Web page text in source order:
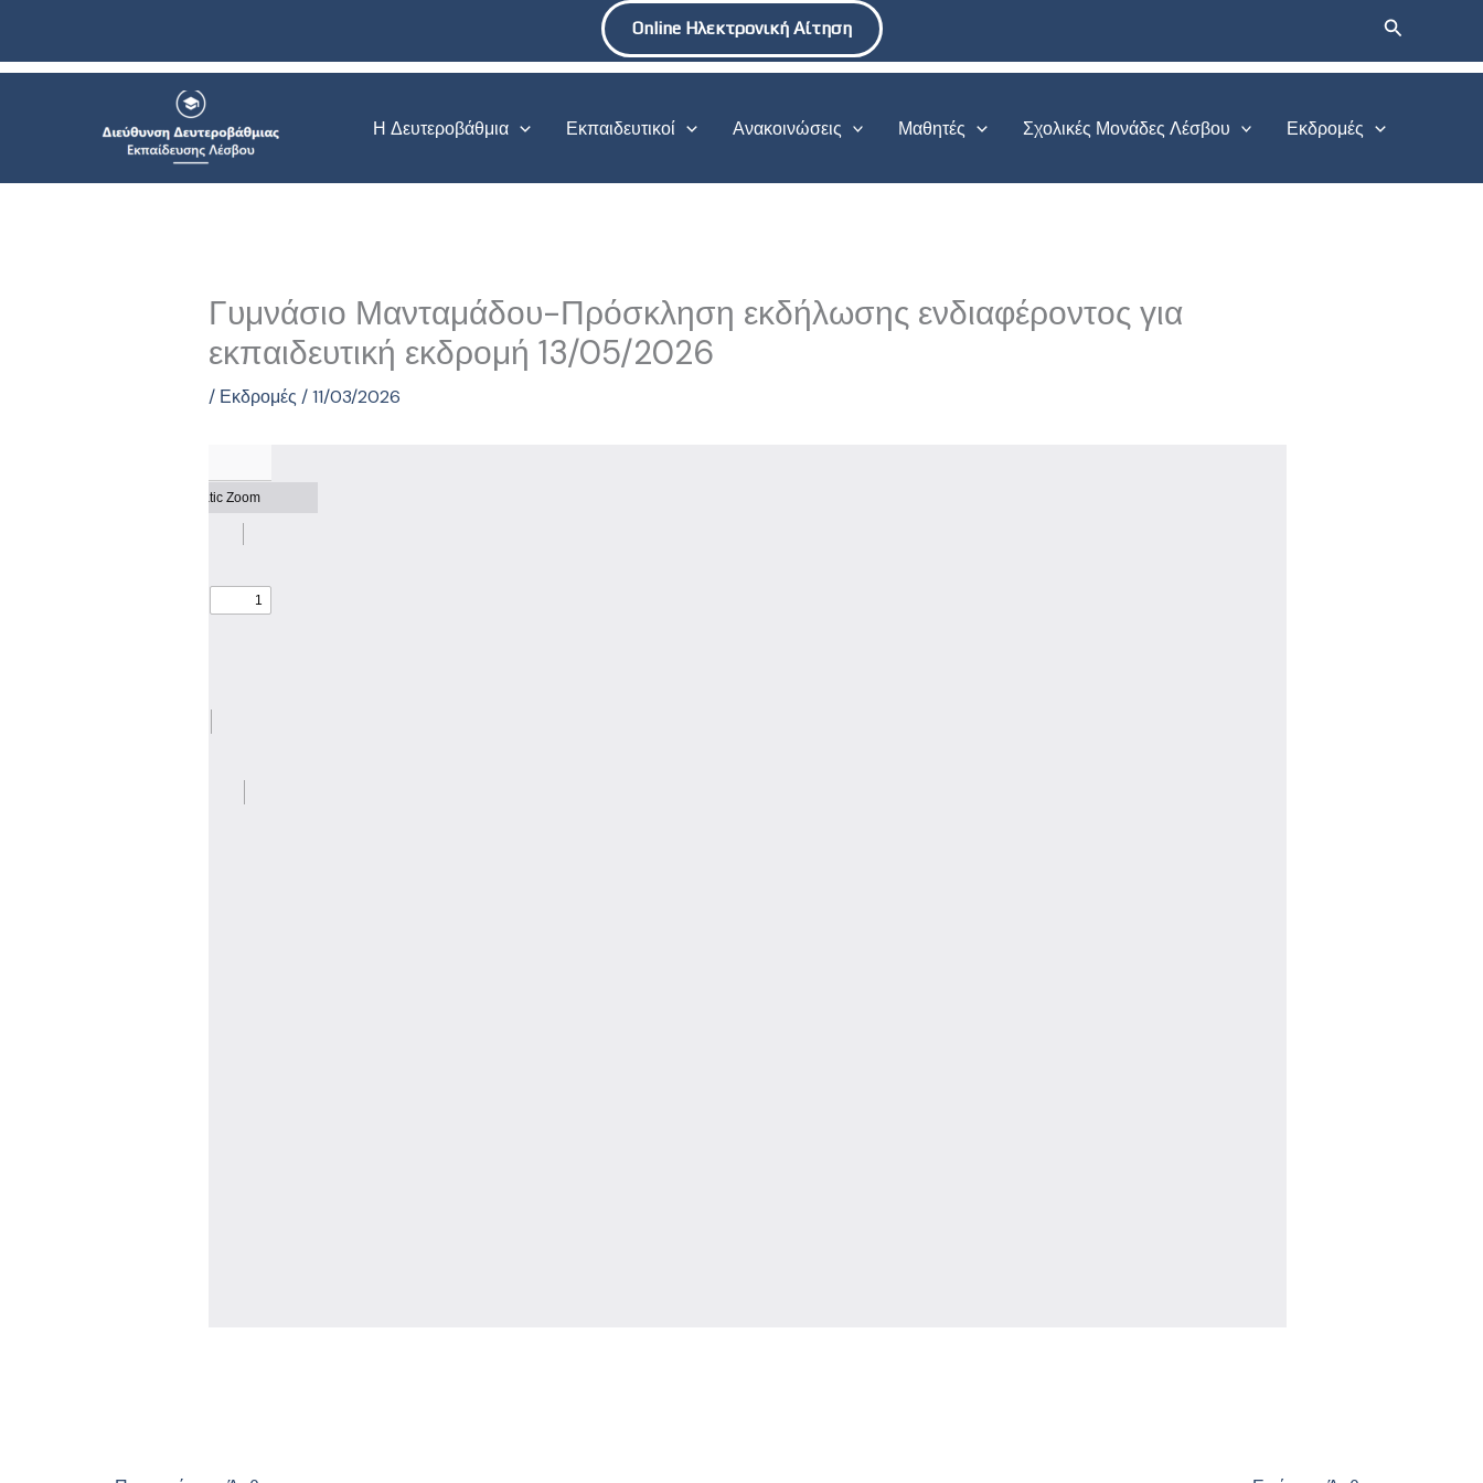
περιεχόμενο
Online Ηλεκτρονική Αίτηση Αναζήτηση
Η Δευτεροβάθμια Εκπαιδευτικοί Ανακοινώσεις Μαθητές Σχολικές Μονάδες Λέσβου Εκδρομές
Γυμνάσιο Μανταμάδου-Πρόσκληση εκδήλωσης ενδιαφέροντος για
εκπαιδευτική εκδρομή 13/05/2026
/ Εκδρομές /11/03/2026